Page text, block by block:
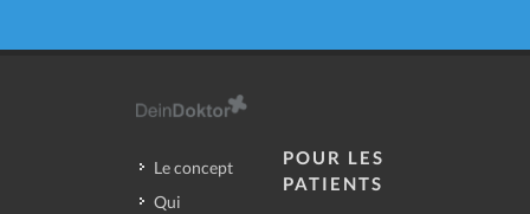
Le concept
Qui
POUR LES
PATIENTS